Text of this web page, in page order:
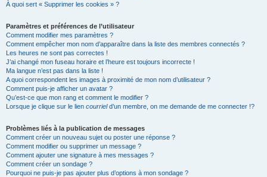
À quoi sert « Supprimer les cookies » ?
Paramètres et préférences de l’utilisateur
Comment modifier mes paramètres ?
Comment empêcher mon nom d’apparaître dans la liste des membres connectés ?
Les heures ne sont pas correctes !
J’ai changé mon fuseau horaire et l’heure est toujours incorrecte !
Ma langue n’est pas dans la liste !
A quoi correspondent les images à proximité de mon nom d’utilisateur ?
Comment puis-je afficher un avatar ?
Qu’est-ce que mon rang et comment le modifier ?
Lorsque je clique sur le lien courrield’un membre, on me demande de me connecter !?
Problèmes liés à la publication de messages
Comment créer un nouveau sujet ou poster une réponse ?
Comment modifier ou supprimer un message ?
Comment ajouter une signature à mes messages ?
Comment créer un sondage ?
Pourquoi ne puis-je pas ajouter plus d’options à mon sondage ?